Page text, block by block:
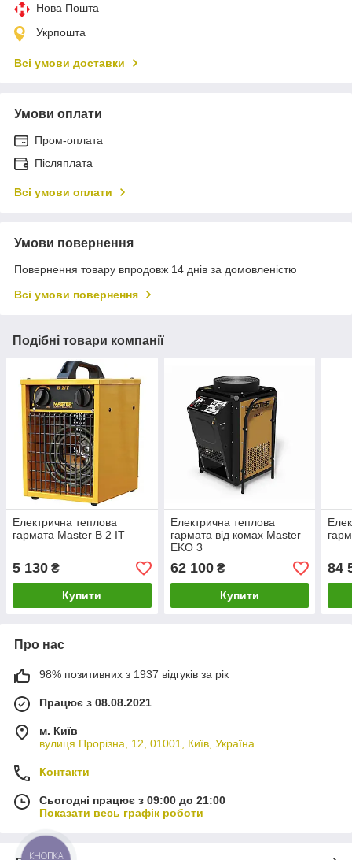
Нова Пошта
Укрпошта
Всі умови доставки
Умови оплати
Пром-оплата
Післяплата
Всі умови оплати
Умови повернення
Повернення товару впродовж 14 днів за домовленістю
Всі умови повернення
Подібні товари компанії
Електрична теплова
гармата Master B 2 IT
5 130 ₴
Купити
Електрична теплова
гармата від комах Master
EKO 3
62 100₴
Купити
84
Про нас
98% позитивних з 1937 відгуків за рік
Працює з 08.08.2021
м. Київ
вулиця Прорізна, 12, 01001, Київ, Україна
Контакти
Сьогодні працює з 09:00 до 21:00
Показати весь графік роботи
КНОПКА